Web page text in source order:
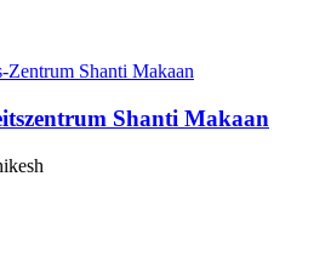
Shanti Makaan